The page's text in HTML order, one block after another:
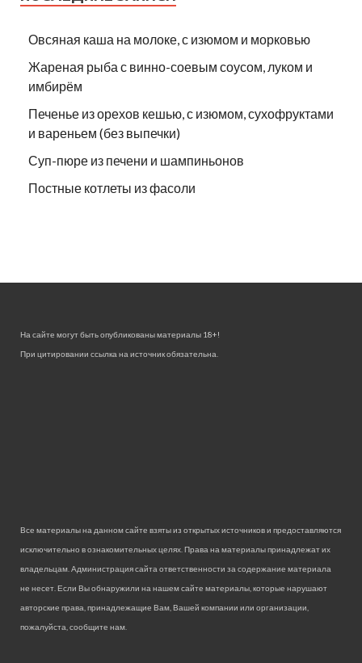
Овсяная каша на молоке, с изюмом и морковью
Жареная рыба с винно-соевым соусом, луком и
имбирём
Печенье из орехов кешью, с изюмом, сухофруктами
и вареньем (без выпечки)
Суп-пюре из печени и шампиньонов
Постные котлеты из фасоли
На сайте могут быть опубликованы материалы 18+!
При цитировании ссылка на источник обязательна.
Все материалы на данном сайте взяты из открытых источников и предоставляются
исключительно в ознакомительных целях. Права на материалы принадлежат их
владельцам. Администрация сайта ответственности за содержание материала
не несет. Если Вы обнаружили на нашем сайте материалы, которые нарушают
авторские права, принадлежащие Вам, Вашей компании или организации,
пожалуйста, сообщите нам.